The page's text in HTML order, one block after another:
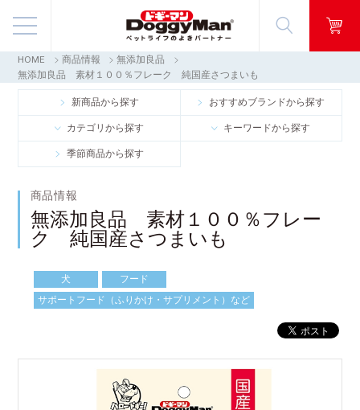
商品情報
映像ギャラリー
知る・楽しむ
お客様窓口・Q＆A
会社情報
採用情報
English
HOME 商品情報
無添加良品
無添加良品 素材１００％フレーク 純国産さつまいも
新商品から探す おすすめブランドから探す
カテゴリから探す キーワードから探す
季節商品から探す
商品情報
無添加良品 素材１００％フレー
ク 純国産さつまいも
犬
フード
サポートフード（ふりかけ・サプリメント）など